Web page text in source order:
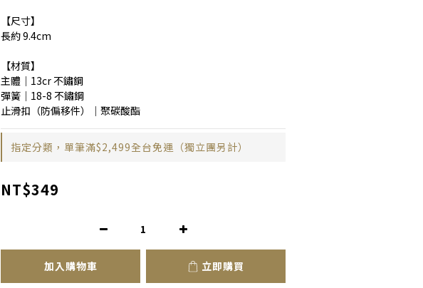
【尺寸】
長約 9.4cm
【材質】
主體｜13cr 不鏽鋼
彈簧｜18-8 不鏽鋼
止滑扣（防偏移件）｜聚碳酸酯
指定分類，單筆滿$2,499全台免運（獨立團另計）
NT$349
加入購物車 立即購買